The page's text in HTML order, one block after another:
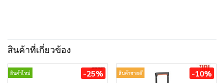
สินค้าที่เกี่ยวข้อง
สินค้าใหม่ -25% สินค้าขายดี -10%